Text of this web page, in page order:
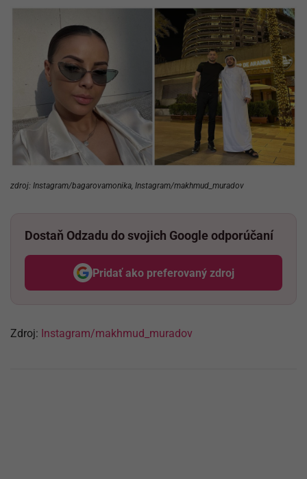
zdroj: Instagram/bagarovamonika, Instagram/makhmud_muradov
Dostaň Odzadu do svojich Google odporúčaní
Pridať ako preferovaný zdroj
Odzadu, odkaz sa otvorí v
Zdroj: Instagram/makhmud_muradov